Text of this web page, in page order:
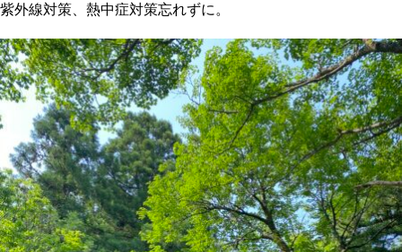
紫外線対策、熱中症対策忘れずに。